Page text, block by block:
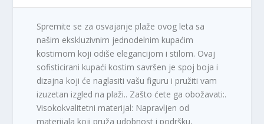
Spremite se za osvajanje plaže ovog leta sa
našim ekskluzivnim jednodelnim kupaćim
kostimom koji odiše elegancijom i stilom. Ovaj
sofisticirani kupaći kostim savršen je spoj boja i
dizajna koji će naglasiti vašu figuru i pružiti vam
izuzetan izgled na plaži.. Zašto ćete ga obožavati:.
Visokokvalitetni materijal: Napravljen od
materijala koji pruža udobnost i podršku,